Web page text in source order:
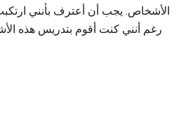
الأشخاص. يجب أن أعترف بأنني
رغم أنني كنت أقوم بتدريس هذه